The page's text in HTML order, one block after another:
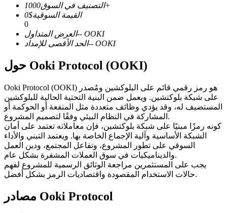
TradFi
مشتقات الأسهم والعملات الأجنبية والمعادن الثمينة والسلع
العقود الآجلة USDC
العقود الآجلة باستخدام USDC كضمان
التصنيف في السوق1000+
القيمة السوقية$
0
0
العرض المتداول-- OOKI
الحد الأقصى للإمداد-- OOKI
حول Ooki Protocol (OOKI)
Ooki Protocol (OOKI) هو رمز رقمي قائم على البلوكشين ومُصدر
على شبكة بلوكتشين. ويعمل ضمن البنية التحتية الحالية للبلوكشين
المستضيف له، وقد يؤدي وظائف متعددة مثل المنفعة أو الحوكمة أو
المشاركة في النظام البيئي وفقًا لتصميم المشروع.
كونه رمزًا مبنيًا على شبكة بلوكتشين، فإن معاملاته تعتمد على أمان
الشبكة الأساسية وآلية الإجماع الخاصة بها. ويعتمد التبني والأداء
السوقي على تطور المشروع، وتفاعل المجتمع، ودين العمل
والديناميكيات في سوق العملات المشفرة بشكل عام.
يجب على المستثمرين مراجعة الوثائق الرسمية للمشروع لفهم
حالات الاستخدام المقصودة واقتصاديات الرمز بشكل أفضل.
مصادر Ooki Protocol